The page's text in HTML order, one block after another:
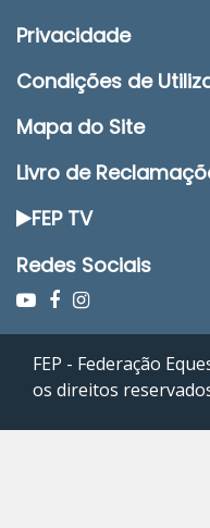
Privacidade
Condições de
Mapa do Site
Livro de
FEP TV
Redes Sociais
FEP - Federação
os direitos